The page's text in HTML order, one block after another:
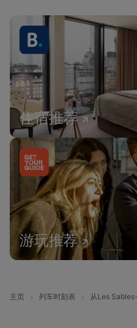
住宿推荐
游玩推荐
主页 列车时刻表 从Les